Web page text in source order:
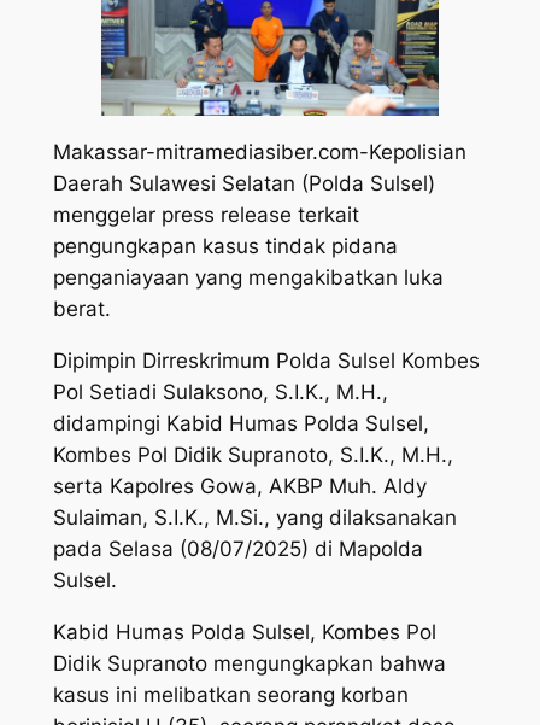
Makassar-mitramediasiber.com-Kepolisian
Daerah Sulawesi Selatan (Polda Sulsel)
menggelar press release terkait
pengungkapan kasus tindak pidana
penganiayaan yang mengakibatkan luka
berat.
Dipimpin Dirreskrimum Polda Sulsel Kombes
Pol Setiadi Sulaksono, S.I.K., M.H.,
didampingi Kabid Humas Polda Sulsel,
Kombes Pol Didik Supranoto, S.I.K., M.H.,
serta Kapolres Gowa, AKBP Muh. Aldy
Sulaiman, S.I.K., M.Si., yang dilaksanakan
pada Selasa (08/07/2025) di Mapolda
Sulsel.
Kabid Humas Polda Sulsel, Kombes Pol
Didik Supranoto mengungkapkan bahwa
kasus ini melibatkan seorang korban